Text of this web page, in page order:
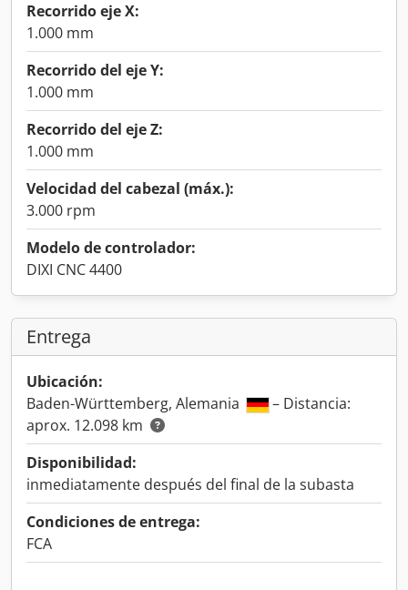
Recorrido eje X:
1.000 mm
Recorrido del eje Y:
1.000 mm
Recorrido del eje Z:
1.000 mm
Velocidad del cabezal (máx.):
3.000 rpm
Modelo de controlador:
DIXI CNC 4400
Entrega
Ubicación:
Baden-Württemberg, Alemania
– Distancia:
aprox. 12.098 km
Disponibilidad:
inmediatamente después del final de la subasta
Condiciones de entrega:
FCA